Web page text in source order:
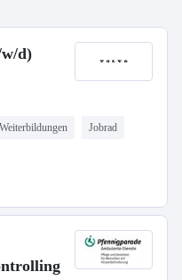
d)
Weiterbildungen Jobrad